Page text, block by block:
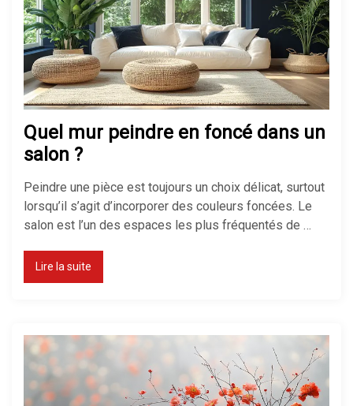
Quel mur peindre en foncé dans un
salon ?
Peindre une pièce est toujours un choix délicat, surtout
lorsqu’il s’agit d’incorporer des couleurs foncées. Le
salon est l’un des espaces les plus fréquentés de …
Lire la suite